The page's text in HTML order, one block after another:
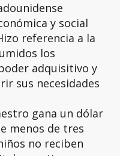
y social
referencia a la
los
adquisitivo y
sus necesidades
gana un dólar
menos de tres
no reciben